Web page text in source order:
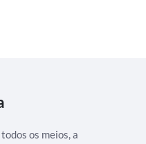
os meios, a